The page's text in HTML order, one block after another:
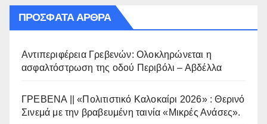
ΠΡΌΣΦΑΤΑ ΆΡΘΡΑ
Αντιπεριφέρεια Γρεβενών: Ολοκληρώνεται η
ασφαλτόστρωση της οδού Περιβόλι – Αβδέλλα
ΓΡΕΒΕΝΑ || «Πολιτιστικό Καλοκαίρι 2026» : Θερινό
Σινεμά με την βραβευμένη ταινία «Μικρές Ανάσες».